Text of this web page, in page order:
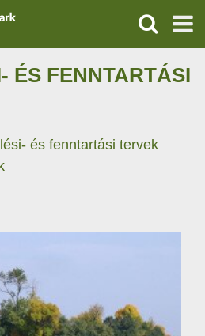
KERESÉS
ÉS FENNTARTÁSI
és fenntartási tervek